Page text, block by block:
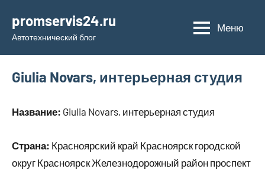
содержимому
promservis24.ru
Автотехнический блог
Меню
Giulia Novars, интерьерная студия
Название: Giulia Novars, интерьерная студия
Страна: Красноярский край Красноярск городской
округ Красноярск Железнодорожный район проспект